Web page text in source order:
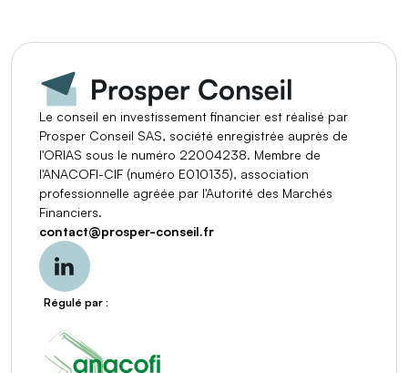
Le conseil en investissement financier est réalisé par
Prosper Conseil SAS, société enregistrée auprès de
l'ORIAS sous le numéro 22004238. Membre de
l'ANACOFI-CIF (numéro E010135), association
professionnelle agréée par l'Autorité des Marchés
Financiers.
contact@prosper-conseil.fr
Régulé par :